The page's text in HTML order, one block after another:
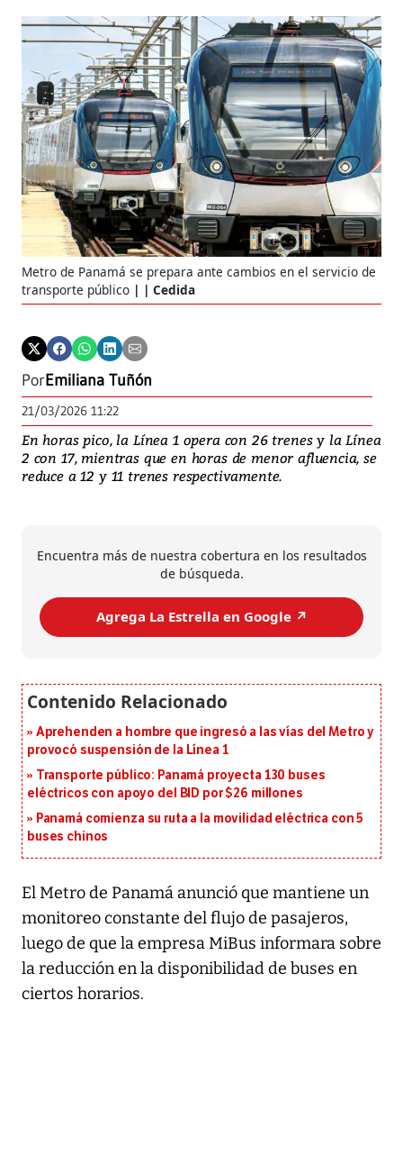
Metro de Panamá se prepara ante cambios en el servicio de
transporte público
| Cedida
PorEmiliana Tuñón
21/03/2026 11:22
En horas pico, la Línea 1 opera con 26 trenes y la Línea
2 con 17, mientras que en horas de menor afluencia, se
reduce a 12 y 11 trenes respectivamente.
Encuentra más de nuestra cobertura en los resultados
de búsqueda.
Agrega La Estrella en Google ↗️
Aprehenden a hombre que ingresó a las vías del Metro y
provocó suspensión de la Línea 1
Transporte público: Panamá proyecta 130 buses
eléctricos con apoyo del BID por $26 millones
Panamá comienza su ruta a la movilidad eléctrica con 5
buses chinos
El Metro de Panamá anunció que mantiene un
monitoreo constante del flujo de pasajeros,
luego de que la empresa MiBus informara sobre
la reducción en la disponibilidad de buses en
ciertos horarios.